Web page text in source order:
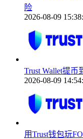
险
2026-08-09
Trust Wallet提
2026-08-09
用Trust钱包玩